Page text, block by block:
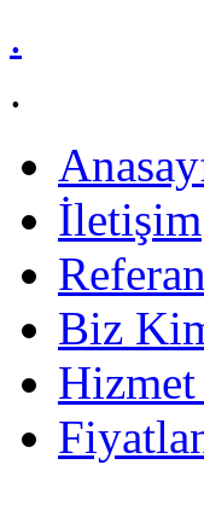
.
.
İletişim
Biz